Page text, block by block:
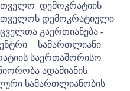
დემოკრატიის
დემოკრატიული
გაერთიანება -
სამართლიანი
საერთაშორისო
ადამიანის
სამართლიანობის